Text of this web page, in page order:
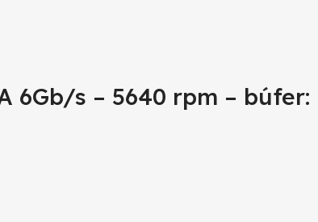
6Gb/s – 5640 rpm – búfer: